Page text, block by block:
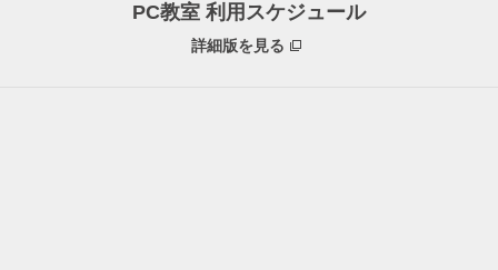
PC教室 利用スケジュール
詳細版を見る